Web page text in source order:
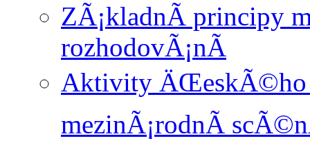
ZÃ¡kladnÃ­ principy
rozhodovÃ¡nÃ­
Aktivity ÄŒeskÃ©ho
mezinÃ¡rodnÃ­